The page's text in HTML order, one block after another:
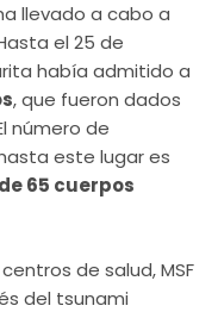
llevado a cabo a
el 25 de
había admitido a
, que fueron dados
número de
este lugar es
65 cuerpos
de salud, MSF
del tsunami